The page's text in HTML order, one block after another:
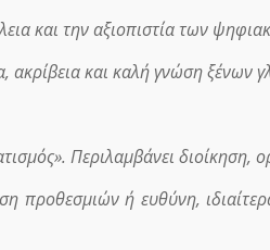
και την αξιοπιστία των
ακρίβεια και καλή γνώση ξένων
Περιλαμβάνει διοίκηση,
προθεσμιών ή ευθύνη,